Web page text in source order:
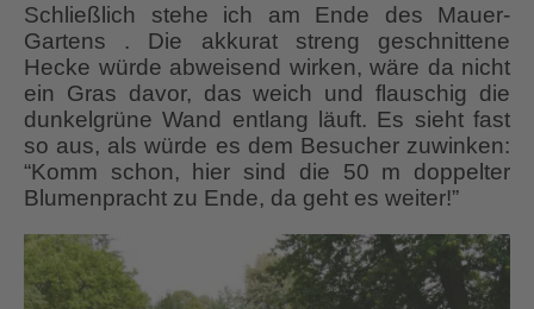
Schließlich stehe ich am Ende des Mauer-
Gartens . Die akkurat streng geschnittene
Hecke würde abweisend wirken, wäre da nicht
ein Gras davor, das weich und flauschig die
dunkelgrüne Wand entlang läuft. Es sieht fast
so aus, als würde es dem Besucher zuwinken:
“Komm schon, hier sind die 50 m doppelter
Blumenpracht zu Ende, da geht es weiter!”